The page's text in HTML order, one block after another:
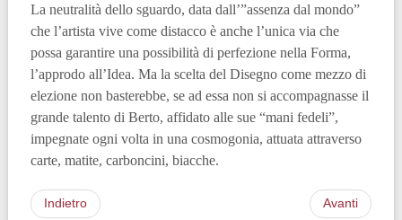
La neutralità dello sguardo, data dall’”assenza dal mondo”
che l’artista vive come distacco è anche l’unica via che
possa garantire una possibilità di perfezione nella Forma,
l’approdo all’Idea. Ma la scelta del Disegno come mezzo di
elezione non basterebbe, se ad essa non si accompagnasse il
grande talento di Berto, affidato alle sue “mani fedeli”,
impegnate ogni volta in una cosmogonia, attuata attraverso
carte, matite, carboncini, biacche.
Indietro Avanti